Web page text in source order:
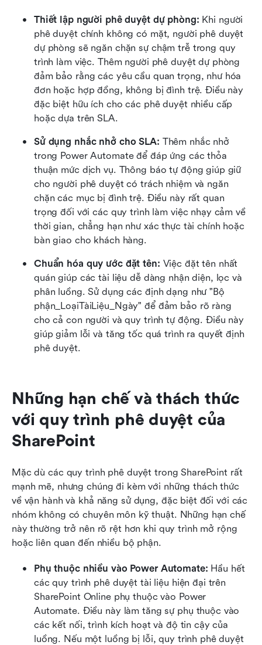
Thiết lập người phê duyệt dự phòng: Khi người
phê duyệt chính không có mặt, người phê duyệt
dự phòng sẽ ngăn chặn sự chậm trễ trong quy
trình làm việc. Thêm người phê duyệt dự phòng
đảm bảo rằng các yêu cầu quan trọng, như hóa
đơn hoặc hợp đồng, không bị đình trệ. Điều này
đặc biệt hữu ích cho các phê duyệt nhiều cấp
hoặc dựa trên SLA.
Sử dụng nhắc nhở cho SLA: Thêm nhắc nhở
trong Power Automate để đáp ứng các thỏa
thuận mức dịch vụ. Thông báo tự động giúp giữ
cho người phê duyệt có trách nhiệm và ngăn
chặn các mục bị đình trệ. Điều này rất quan
trọng đối với các quy trình làm việc nhạy cảm về
thời gian, chẳng hạn như xác thực tài chính hoặc
bàn giao cho khách hàng.
Chuẩn hóa quy ước đặt tên: Việc đặt tên nhất
quán giúp các tài liệu dễ dàng nhận diện, lọc và
phân luồng. Sử dụng các định dạng như "Bộ
phận_LoạiTàiLiệu_Ngày" để đảm bảo rõ ràng
cho cả con người và quy trình tự động. Điều này
giúp giảm lỗi và tăng tốc quá trình ra quyết định
phê duyệt.
Những hạn chế và thách thức
với quy trình phê duyệt của
SharePoint
Mặc dù các quy trình phê duyệt trong SharePoint rất
mạnh mẽ, nhưng chúng đi kèm với những thách thức
về vận hành và khả năng sử dụng, đặc biệt đối với các
nhóm không có chuyên môn kỹ thuật. Những hạn chế
này thường trở nên rõ rệt hơn khi quy trình mở rộng
hoặc liên quan đến nhiều bộ phận.
Phụ thuộc nhiều vào Power Automate: Hầu hết
các quy trình phê duyệt tài liệu hiện đại trên
SharePoint Online phụ thuộc vào Power
Automate. Điều này làm tăng sự phụ thuộc vào
các kết nối, trình kích hoạt và độ tin cậy của
luồng. Nếu một luồng bị lỗi, quy trình phê duyệt